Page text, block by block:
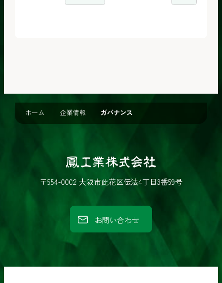
ホーム 企業情報 ガバナンス
鳳
工
株
会
〒554-0002 大阪市此花区伝法4丁目3番59号
お問い合わせ